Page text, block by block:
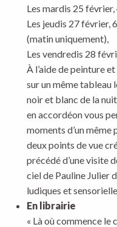
Les mardis 25
Les jeudis 27 février,
(matin uniquement),
Les vendredis 28
À l’aide de peinture
sur un même tableau
noir et blanc de la
en accordéon vous
moments d’un
deux points de vue
précédé d’une visite
ciel de Pauline Julier
ludiques et
En librairie
« Là où commence le